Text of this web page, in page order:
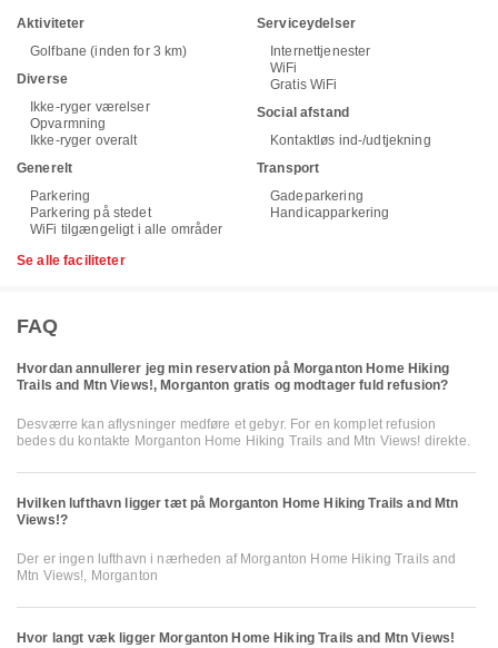
Aktiviteter
Golfbane (inden for 3 km)
Diverse
Ikke-ryger værelser
Opvarmning
Ikke-ryger overalt
Generelt
Parkering
Parkering på stedet
WiFi tilgængeligt i alle områder
Serviceydelser
Internettjenester
WiFi
Gratis WiFi
Social afstand
Kontaktløs ind-/udtjekning
Transport
Gadeparkering
Handicapparkering
Se alle faciliteter
FAQ
Hvordan annullerer jeg min reservation på Morganton Home Hiking
Trails and Mtn Views!, Morganton gratis og modtager fuld refusion?
Desværre kan aflysninger medføre et gebyr. For en komplet refusion
bedes du kontakte Morganton Home Hiking Trails and Mtn Views! direkte.
Hvilken lufthavn ligger tæt på Morganton Home Hiking Trails and Mtn
Views!?
Der er ingen lufthavn i nærheden af Morganton Home Hiking Trails and
Mtn Views!, Morganton
Hvor langt væk ligger Morganton Home Hiking Trails and Mtn Views!